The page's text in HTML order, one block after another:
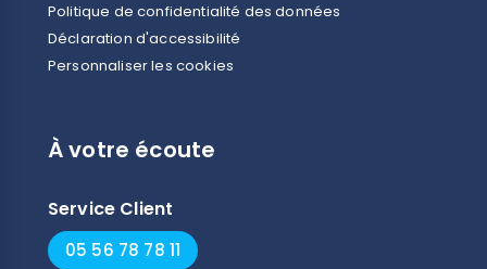
Politique de confidentialité des données
Déclaration d'accessibilité
Personnaliser les cookies
À votre écoute
Service Client
05 56 78 78 11